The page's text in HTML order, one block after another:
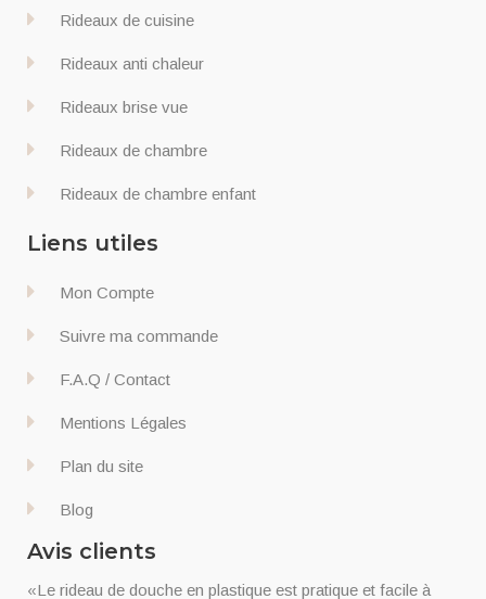
Rideaux de cuisine
Rideaux anti chaleur
Rideaux brise vue
Rideaux de chambre
Rideaux de chambre enfant
Liens utiles
Mon Compte
Suivre ma commande
F.A.Q / Contact
Mentions Légales
Plan du site
Blog
Avis clients
«Le rideau de douche en plastique est pratique et facile à